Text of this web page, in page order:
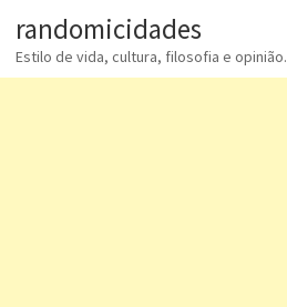
randomicidades
Estilo de vida, cultura, filosofia e opinião.